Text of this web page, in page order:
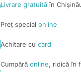
Livrare gratuităîn
Preț specialonline
Achitare cucard
Cumpărăonline, ridică în